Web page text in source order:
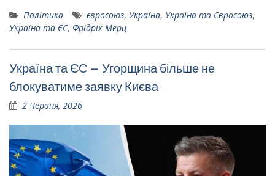
Політика євросоюз, Україна, Україна та Євросоюз,
Україна та ЄС, Фрідріх Мерц
Україна та ЄС – Угорщина більше не
блокуватиме заявку Києва
2 Червня, 2026